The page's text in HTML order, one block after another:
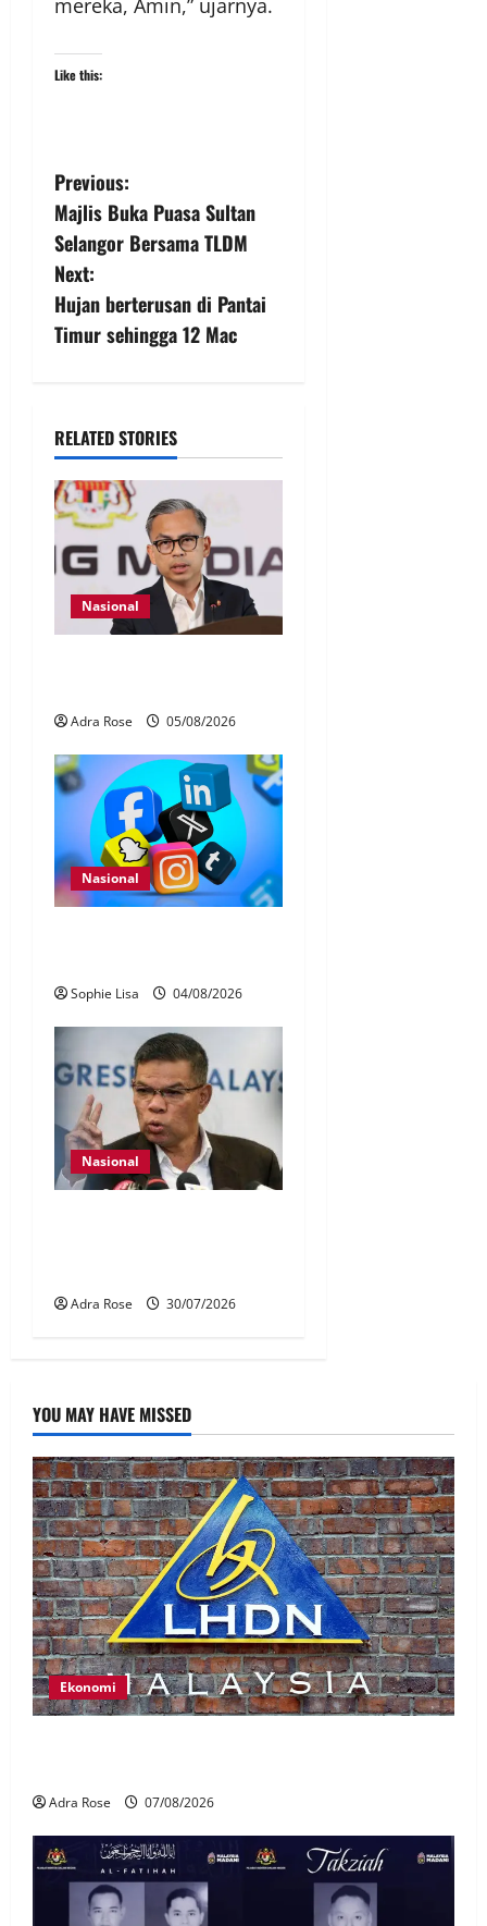
mereka, Amin,” ujarnya.
Like this:
Previous:
Majlis Buka Puasa Sultan
Selangor Bersama TLDM
Next:
Hujan berterusan di Pantai
Timur sehingga 12 Mac
RELATED STORIES
Nasional
Adra Rose 05/08/2026
Nasional
Sophie Lisa 04/08/2026
Nasional
Adra Rose 30/07/2026
YOU MAY HAVE MISSED
Ekonomi
Adra Rose 07/08/2026